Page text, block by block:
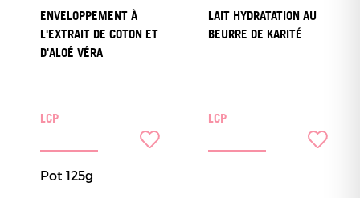
ENVELOPPEMENT À
L'EXTRAIT DE COTON ET
D'ALOÉ VÉRA
LCP
Pot 125g
LAIT HYDRATATION AU
BEURRE DE KARITÉ
LCP